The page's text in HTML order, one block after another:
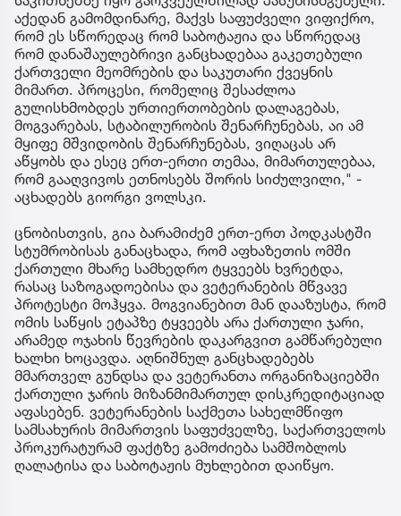
აქედან გამომდინარე, მაქვს საფუძველი ვიფიქრო,
რომ ეს სწორედაც რომ საბოტაჟია და სწორედაც
რომ დანაშაულებრივი განცხადებაა გაკეთებული
ქართველი მეომრების და საკუთარი ქვეყნის
მიმართ. პროცესი, რომელიც შესაძლოა
გულისხმობდეს ურთიერთობების დალაგებას,
მოგვარებას, სტაბილურობის შენარჩუნებას, აი ამ
მყიფე მშვიდობის შენარჩუნებას, ვიღაცას არ
აწყობს და ესეც ერთ-ერთი თემაა, მიმართულებაა,
რომ გააღვივოს ეთნოსებს შორის სიძულვილი," -
აცხადებს გიორგი ვოლსკი.
ცნობისთვის, გია ბარამიძემ ერთ-ერთ პოდკასტში
სტუმრობისას განაცხადა, რომ აფხაზეთის ომში
ქართული მხარე სამხედრო ტყვეებს ხვრეტდა,
რასაც საზოგადოებისა და ვეტერანების მწვავე
პროტესტი მოჰყვა. მოგვიანებით მან დააზუსტა, რომ
ომის საწყის ეტაპზე ტყვეებს არა ქართული ჯარი,
არამედ ოჯახის წევრების დაკარგვით გამწარებული
ხალხი ხოცავდა. აღნიშნულ განცხადებებს
მმართველ გუნდსა და ვეტერანთა ორგანიზაციებში
ქართული ჯარის მიზანმიმართულ დისკრედიტაციად
აფასებენ. ვეტერანების საქმეთა სახელმწიფო
სამსახურის მიმართვის საფუძველზე, საქართველოს
პროკურატურამ ფაქტზე გამოძიება სამშობლოს
ღალატისა და საბოტაჟის მუხლებით დაიწყო.